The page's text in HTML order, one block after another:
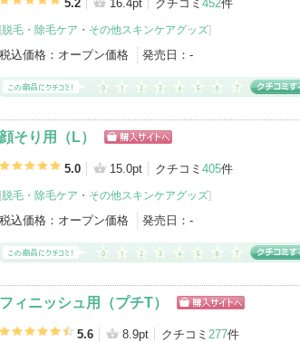
5.2 16.4pt クチコミ 452件
[脱毛・除毛ケア ・ その他スキンケアグッズ]
税込価格： オープン価格 発売日： -
顔そり用（L）
グサイトへ
5.0 15.0pt クチコミ 405件
[脱毛・除毛ケア ・ その他スキンケアグッズ]
税込価格： オープン価格 発売日： -
フィニッシュ用（プチT）
グサイトへ
5.6 8.9pt クチコミ 277件